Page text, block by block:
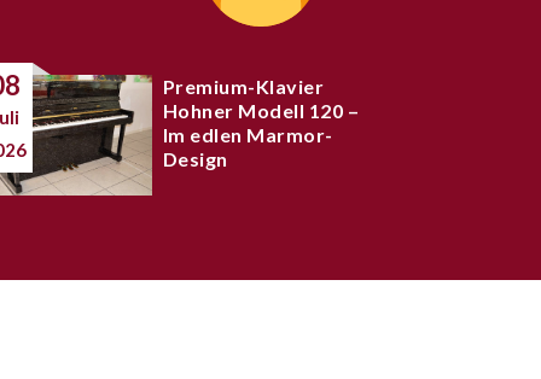
Premium-Klavier
Hohner Modell 120 –
Im edlen Marmor-
Design